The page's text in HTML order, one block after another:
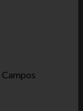
Campos